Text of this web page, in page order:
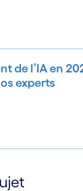
de l’IA en
experts